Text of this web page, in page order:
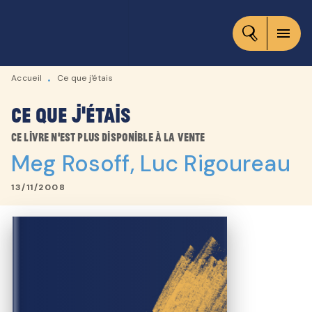
CONTENU
menu
Accueil • Ce que j'étais
Ce que j'étais
Ce livre n'est plus disponible à la vente
Meg Rosoff, Luc Rigoureau
13/11/2008